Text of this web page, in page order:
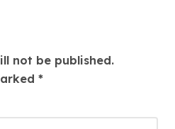
not be published.
*